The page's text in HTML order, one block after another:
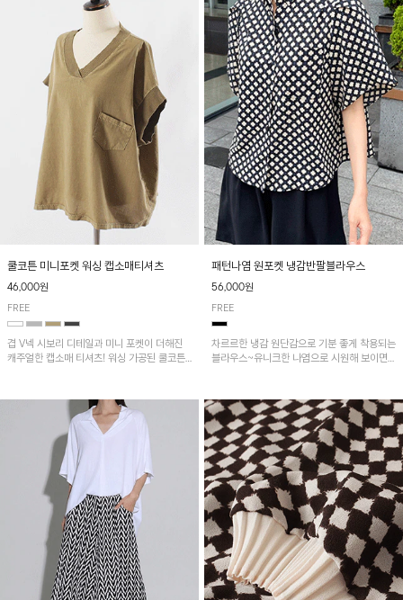
쿨코튼 미니포켓 워싱 캡소매티셔츠
46,000원
FREE
겹 V넥 시보리 디테일과 미니 포켓이 더해진
캐주얼한 캡소매 티셔츠! 워싱 가공된 쿨코튼
패턴나염 원포켓 냉감반팔블라우스
56,000원
FREE
차르르한 냉감 원단감으로 기분 좋게 착용되는
블라우스~유니크한 나염으로 시원해 보이면